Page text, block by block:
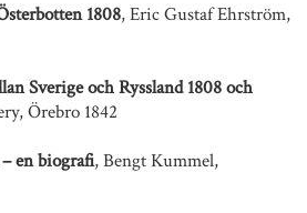
1808, Eric Gustaf Ehrström,
Sverige och Ryssland 1808 och
Örebro 1842
en biografi, Bengt Kummel,